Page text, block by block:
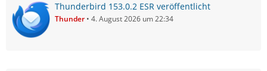
Thunderbird 153.0.2 ESR veröffentlicht
Thunder 4. August 2026 um 22:34